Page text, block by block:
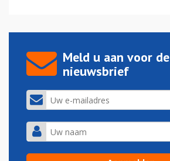
Meld u aan voor de
nieuwsbrief